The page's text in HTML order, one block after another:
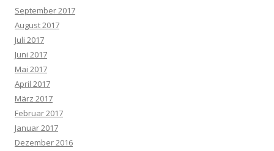
September 2017
August 2017
Juli 2017
Juni 2017
Mai 2017
April 2017
März 2017
Februar 2017
Januar 2017
Dezember 2016